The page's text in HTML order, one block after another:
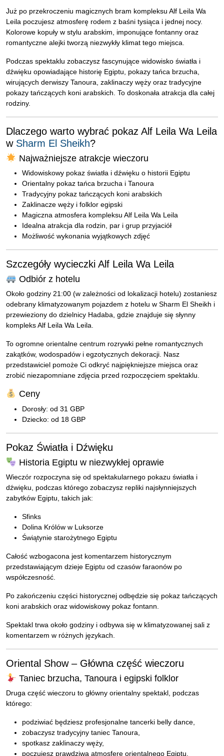
Już po przekroczeniu magicznych bram kompleksu Alf Leila Wa
Leila poczujesz atmosferę rodem z baśni tysiąca i jednej nocy.
Kolorowe kopuły w stylu arabskim, imponujące fontanny oraz
romantyczne alejki tworzą niezwykły klimat tego miejsca.
Podczas spektaklu zobaczysz fascynujące widowisko światła i
dźwięku opowiadające historię Egiptu, pokazy tańca brzucha,
wirujących derwiszy Tanoura, zaklinaczy węży oraz tradycyjne
pokazy tańczących koni arabskich. To doskonała atrakcja dla całej
rodziny.
Dlaczego warto wybrać pokaz Alf Leila Wa Leila
w Sharm El Sheikh?
Najważniejsze atrakcje wieczoru
Widowiskowy pokaz światła i dźwięku o historii Egiptu
Orientalny pokaz tańca brzucha i Tanoura
Tradycyjny pokaz tańczących koni arabskich
Zaklinacze węży i folklor egipski
Magiczna atmosfera kompleksu Alf Leila Wa Leila
Idealna atrakcja dla rodzin, par i grup przyjaciół
Możliwość wykonania wyjątkowych zdjęć
Szczegóły wycieczki Alf Leila Wa Leila
Odbiór z hotelu
Około godziny 21:00 (w zależności od lokalizacji hotelu) zostaniesz
odebrany klimatyzowanym pojazdem z hotelu w Sharm El Sheikh i
przewieziony do dzielnicy Hadaba, gdzie znajduje się słynny
kompleks Alf Leila Wa Leila.
To ogromne orientalne centrum rozrywki pełne romantycznych
zakątków, wodospadów i egzotycznych dekoracji. Nasz
przedstawiciel pomoże Ci odkryć najpiękniejsze miejsca oraz
zrobić niezapomniane zdjęcia przed rozpoczęciem spektaklu.
Ceny
Dorosły: od 31 GBP
Dziecko: od 18 GBP
Pokaz Światła i Dźwięku
Historia Egiptu w niezwykłej oprawie
Wieczór rozpoczyna się od spektakularnego pokazu światła i
dźwięku, podczas którego zobaczysz repliki najsłynniejszych
zabytków Egiptu, takich jak:
Sfinks
Dolina Królów w Luksorze
Świątynie starożytnego Egiptu
Całość wzbogacona jest komentarzem historycznym
przedstawiającym dzieje Egiptu od czasów faraonów po
współczesność.
Po zakończeniu części historycznej odbędzie się pokaz tańczących
koni arabskich oraz widowiskowy pokaz fontann.
Spektakl trwa około godziny i odbywa się w klimatyzowanej sali z
komentarzem w różnych językach.
Oriental Show – Główna część wieczoru
Taniec brzucha, Tanoura i egipski folklor
Druga część wieczoru to główny orientalny spektakl, podczas
którego:
podziwiać będziesz profesjonalne tancerki belly dance,
zobaczysz tradycyjny taniec Tanoura,
spotkasz zaklinaczy węży,
poczujesz prawdziwą atmosferę orientalnego Egiptu.